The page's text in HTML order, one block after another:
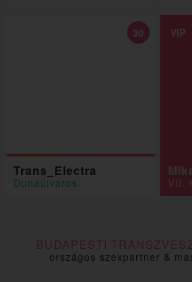
Trans_Electra
Dunaújváros
30
VII.
VIP
BUDAPESTI
országos szexpartner &